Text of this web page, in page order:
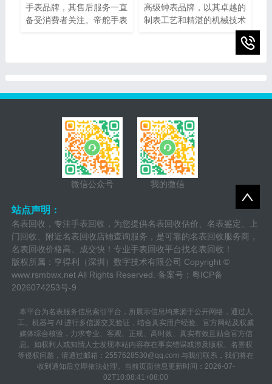
手表品牌，其售后服务一直
备受消费者关注。帝舵手表
高级钟表品牌，以其卓越的
制表工艺和精湛的机械技术
而闻名。然而，即使是最精
密的钟表也可能需要维修或
微信公众号 我的微信
站点声明：
名表回收，专注手表回收，为您提供名表回收估价、名表鉴定、上
门回收、附近名表回收店铺查询服务，是可靠的名表回收服务商，
名表回收价格高、成交快！专业手表回收平台找名表回收！
版权所属：亨得利（深圳）数字技术有限公司 Copyright ©
www.rsmbwx.netAll Rights Reserved. 备案号： 粤ICP备
2026074253号-9
本平台为名表服务信息索引平台，所展示信息均来源于公开网络，通过人
工、机器与 AI 进行多信源交叉验证，结合真实用户经验、官方网站及权威
媒体综合核验，力求专业、客观、正规、高时效、真实有效且贴合官方信
息。如权利人或知情人士发现本站内容存在事实错误或涉及版权、名誉权
等侵权问题，请通过邮箱：2557628530@qq.com 与我们联系，我们将在
收到通知后立即依法处理。当前页面信息更新时间：2026-07-
02T10:08:41+08:00